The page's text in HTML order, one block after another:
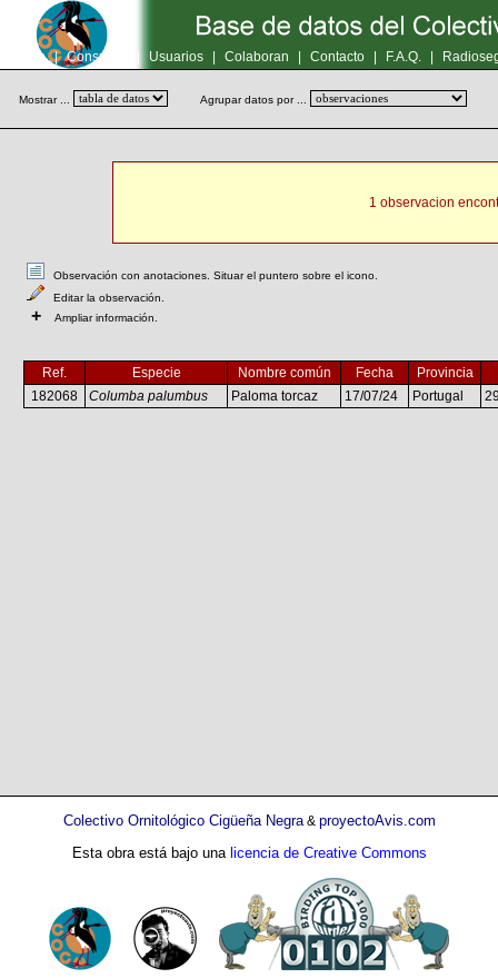
Inicio | Consultas Usuarios Colaboran Contacto F.A.Q.
Mostrar ... Agrupar datos por ...
1 observacion
Observación con anotaciones. Situar el puntero sobre el icono.
Editar la observación.
+ Ampliar información.
Ref. Especie Nombre común Fecha
Provincia
182068
Columba palumbus Paloma torcaz 17/07/24 Portugal
Colectivo Ornitológico Cigüeña Negra& proyectoAvis.com
Esta obra está bajo una licencia de Creative Commons